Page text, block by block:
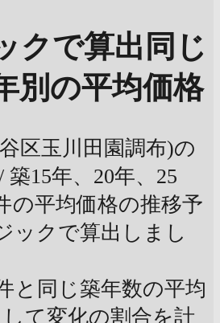
クで算出 同じ
別の平均価格
区玉川田園調布)の
築15年、20年、25
の平均価格の推移予
ックで算出しまし
と同じ築年数の平均
て変化の割合を計